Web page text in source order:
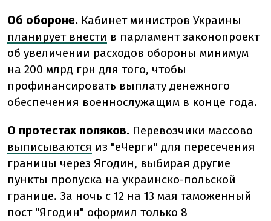
Об обороне. Кабинет министров Украины
планирует внести в парламент законопроект
об увеличении расходов обороны минимум
на 200 млрд грн для того, чтобы
профинансировать выплату денежного
обеспечения военнослужащим в конце года.
О протестах поляков. Перевозчики массово
выписываются из "еЧерги" для пересечения
границы через Ягодин, выбирая другие
пункты пропуска на украинско-польской
границе. За ночь с 12 на 13 мая таможенный
пост "Ягодин" оформил только 8